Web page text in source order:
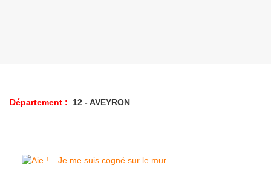
Département : 12 - AVEYRON